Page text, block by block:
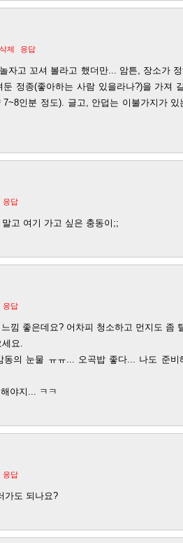
제 응답
자고 꼬셔 볼라고 했더만... 암튼, 장소가
정종(좋아하는 사람 있을라나?)을 가져
인분 정도). 글고, 안덥는 이불가지가 있
응답
고 여기 가고 싶은 충동이;;
응답
낌 좋은데요? 어차피 청소하고 먼지도 좀
요.
동의 눈물 ㅠㅠ... 오곡밥 좋다... 나도 준비
야지... ㅋㅋ
응답
가도 되나요?